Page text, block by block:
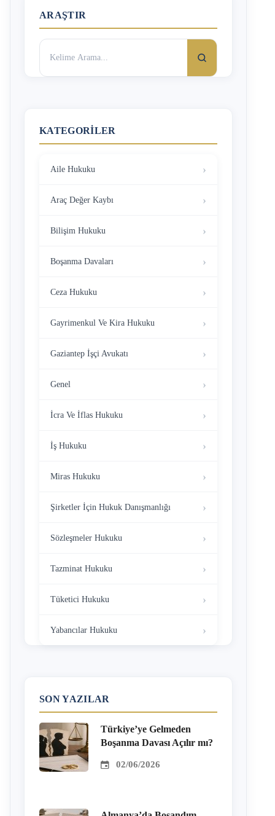
ARAŞTIR
Arama:
KATEGORILER
Aile Hukuku
Araç Değer Kaybı
Bilişim Hukuku
Boşanma Davaları
Ceza Hukuku
Gayrimenkul Ve Kira Hukuku
Gaziantep İşçi Avukatı
Genel
İcra Ve İflas Hukuku
İş Hukuku
Miras Hukuku
Şirketler İçin Hukuk Danışmanlığı
Sözleşmeler Hukuku
Tazminat Hukuku
Tüketici Hukuku
Yabancılar Hukuku
SON YAZILAR
Türkiye’ye Gelmeden
Boşanma Davası Açılır mı?
02/06/2026